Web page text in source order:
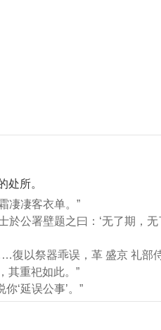
处所。
凄凄客衣单。”
於公署壁题之曰：‘无了期，
復以祭器乖误，革 盛京 礼部
其重祀如此。”
‘延误公事’。”